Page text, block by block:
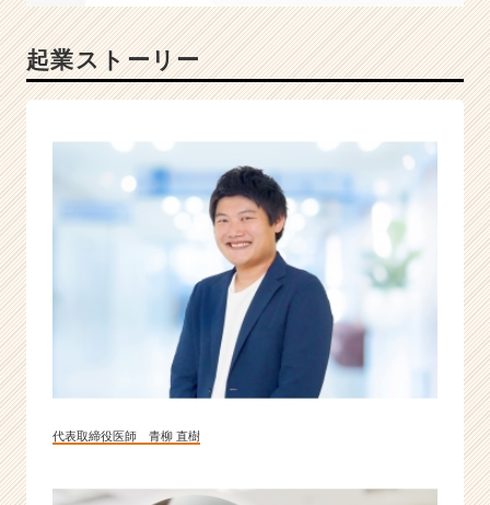
ル
の
力
会
課
を
目
指
成
長
ス
起業ストーリー
代表取締役医師 青柳 直樹